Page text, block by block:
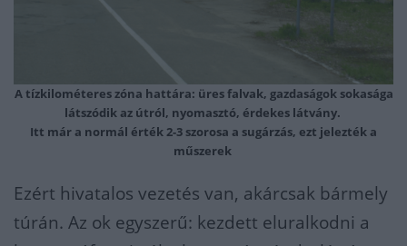
A tízkilométeres zóna hattára: üres falvak, gazdaságok sokasága
látszódik az útról, nyomasztó, érdekes látvány.
Itt már a normál érték 2-3 szorosa a sugárzás, ezt jelezték a
műszerek
Ezért hivatalos vezetés van, akárcsak bármely
túrán. Az ok egyszerű: kezdett eluralkodni a